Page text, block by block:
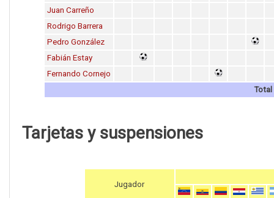
Juan Carreño
Rodrigo Barrera
Pedro González
Fabián Estay
Fernando Cornejo
Total
Tarjetas y suspensiones
Jugador